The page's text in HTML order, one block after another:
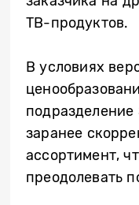
ТВ-продуктов.
В условиях
подразделение
заранее
ассортимент,
преодолевать